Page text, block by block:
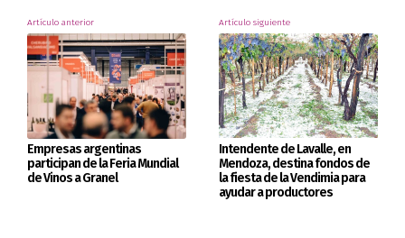
Artículo anterior
Empresas argentinas
participan de la Feria Mundial
de Vinos a Granel
Artículo siguiente
Intendente de Lavalle, en
Mendoza, destina fondos de
la fiesta de la Vendimia para
ayudar a productores